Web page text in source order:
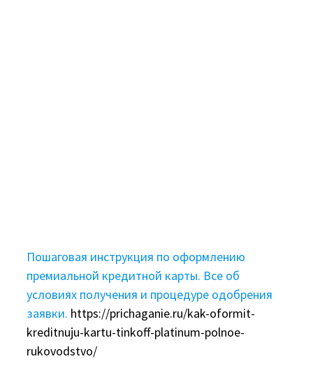
Пошаговая инструкция по оформлению
премиальной кредитной карты. Все об
условиях получения и процедуре одобрения
заявки. https://prichaganie.ru/kak-oformit-
kreditnuju-kartu-tinkoff-platinum-polnoe-
rukovodstvo/